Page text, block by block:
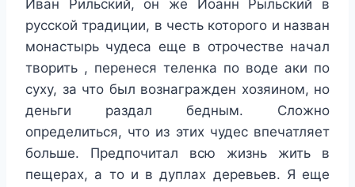
Иван Рильский, он же Иоанн Рыльский в
русской традиции, в честь которого и назван
монастырь чудеса еще в отрочестве начал
творить , перенеся теленка по воде аки по
суху, за что был вознагражден хозяином, но
деньги раздал бедным. Сложно
определиться, что из этих чудес впечатляет
больше. Предпочитал всю жизнь жить в
пещерах, а то и в дуплах деревьев. Я еще